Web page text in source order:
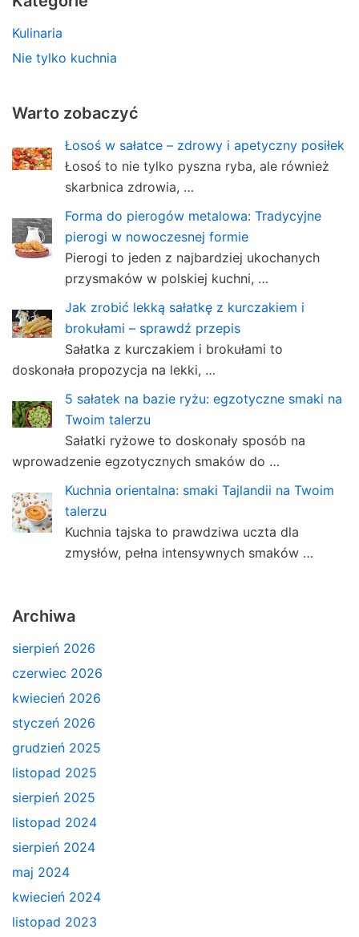
Kulinaria
Nie tylko kuchnia
Warto zobaczyć
Łosoś w sałatce – zdrowy i apetyczny posiłek
Łosoś to nie tylko pyszna ryba, ale również
skarbnica zdrowia, …
Forma do pierogów metalowa: Tradycyjne
pierogi w nowoczesnej formie
Pierogi to jeden z najbardziej ukochanych
przysmaków w polskiej kuchni, …
Jak zrobić lekką sałatkę z kurczakiem i
brokułami – sprawdź przepis
Sałatka z kurczakiem i brokułami to
doskonała propozycja na lekki, …
5 sałatek na bazie ryżu: egzotyczne smaki na
Twoim talerzu
Sałatki ryżowe to doskonały sposób na
wprowadzenie egzotycznych smaków do …
Kuchnia orientalna: smaki Tajlandii na Twoim
talerzu
Kuchnia tajska to prawdziwa uczta dla
zmysłów, pełna intensywnych smaków …
Archiwa
sierpień 2026
czerwiec 2026
kwiecień 2026
styczeń 2026
grudzień 2025
listopad 2025
sierpień 2025
listopad 2024
sierpień 2024
maj 2024
kwiecień 2024
listopad 2023